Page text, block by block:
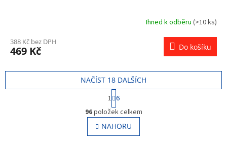
Ihned k odběru (>10 ks)
388 Kč bez DPH
469 Kč Do košíku
O
v
l
á
NAČÍST 18 DALŠÍCH
S
t
r
á
n
k
1 6
96položek celkem
NAHORU